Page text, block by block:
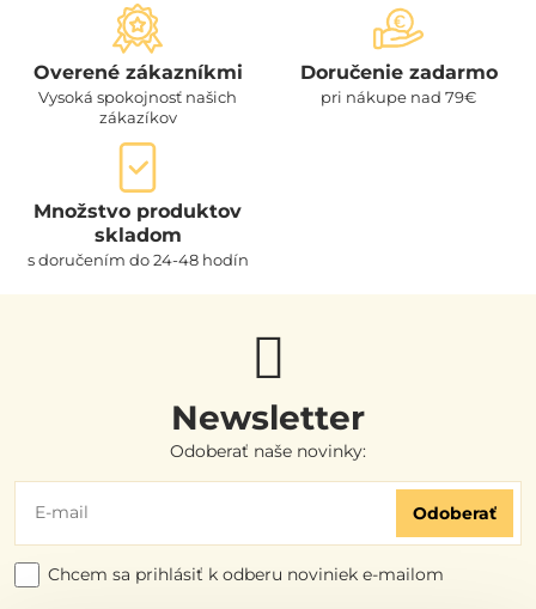
Overené zákazníkmi
Vysoká spokojnosť našich
zákazíkov
Doručenie zadarmo
pri nákupe nad 79€
Množstvo produktov
skladom
s doručením do 24-48 hodín
Newsletter
Odoberať naše novinky:
Odoberať
Chcem sa prihlásiť k odberu noviniek e-mailom